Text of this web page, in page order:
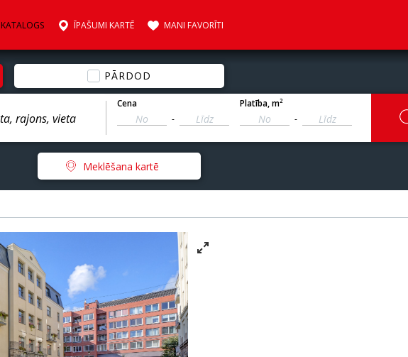
ĪPAŠUMI KARTĒ MANI FAVORĪTI
PĀRDOD
Cena
-
Platība, m2
-
Meklēšana kartē